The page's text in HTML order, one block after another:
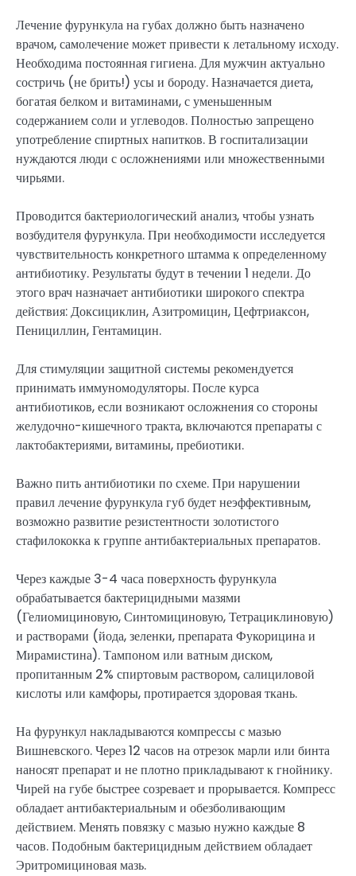
Лечение фурункула на губах должно быть назначено
врачом, самолечение может привести к летальному исходу.
Необходима постоянная гигиена. Для мужчин актуально
состричь (не брить!) усы и бороду. Назначается диета,
богатая белком и витаминами, с уменьшенным
содержанием соли и углеводов. Полностью запрещено
употребление спиртных напитков. В госпитализации
нуждаются люди с осложнениями или множественными
чирьями.
Проводится бактериологический анализ, чтобы узнать
возбудителя фурункула. При необходимости исследуется
чувствительность конкретного штамма к определенному
антибиотику. Результаты будут в течении 1 недели. До
этого врач назначает антибиотики широкого спектра
действия: Доксициклин, Азитромицин, Цефтриаксон,
Пенициллин, Гентамицин.
Для стимуляции защитной системы рекомендуется
принимать иммуномодуляторы. После курса
антибиотиков, если возникают осложнения со стороны
желудочно-кишечного тракта, включаются препараты с
лактобактериями, витамины, пребиотики.
Важно пить антибиотики по схеме. При нарушении
правил лечение фурункула губ будет неэффективным,
возможно развитие резистентности золотистого
стафилококка к группе антибактериальных препаратов.
Через каждые 3-4 часа поверхность фурункула
обрабатывается бактерицидными мазями
(Гелиомициновую, Синтомициновую, Тетрациклиновую)
и растворами (йода, зеленки, препарата Фукорицина и
Мирамистина). Тампоном или ватным диском,
пропитанным 2% спиртовым раствором, салициловой
кислоты или камфоры, протирается здоровая ткань.
На фурункул накладываются компрессы с мазью
Вишневского. Через 12 часов на отрезок марли или бинта
наносят препарат и не плотно прикладывают к гнойнику.
Чирей на губе быстрее созревает и прорывается. Компресс
обладает антибактериальным и обезболивающим
действием. Менять повязку с мазью нужно каждые 8
часов. Подобным бактерицидным действием обладает
Эритромициновая мазь.